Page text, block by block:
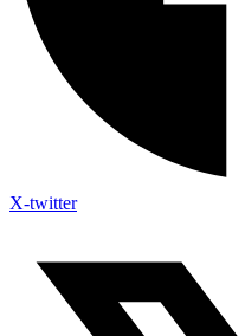
X-twitter